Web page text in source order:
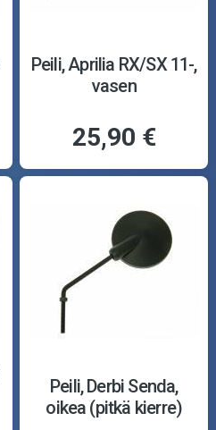
Peili, Aprilia RX/SX 11-,
vasen
25,90 €
Peili, Derbi Senda,
oikea (pitkä kierre)